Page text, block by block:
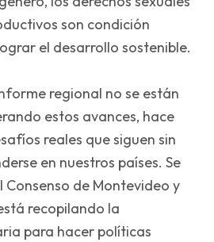
son condición
el desarrollo sostenible.
regional no se están
estos avances, hace
reales que siguen sin
en nuestros países. Se
Consenso de Montevideo y
recopilando la
para hacer políticas